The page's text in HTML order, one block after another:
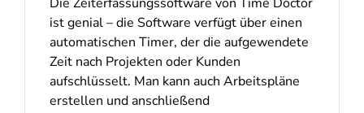
ist genial – die Software verfügt über einen
automatischen Timer, der die aufgewendete
Zeit nach Projekten oder Kunden
aufschlüsselt. Man kann auch Arbeitspläne
erstellen und anschließend